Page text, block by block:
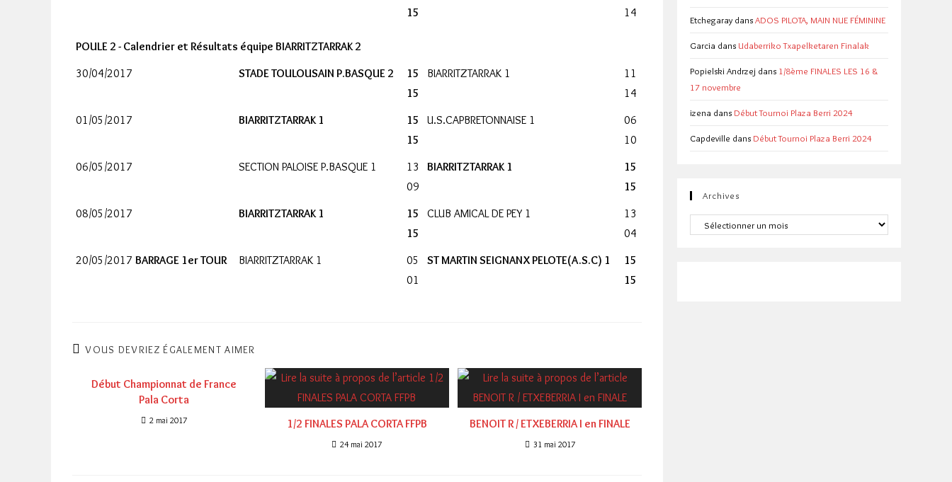
15
14
POULE 2 - Calendrier et Résultats équipe BIARRITZTARRAK 2
30/04/2017
STADE TOULOUSAIN P.BASQUE 2
15
15
BIARRITZTARRAK 1
11
14
01/05/2017
BIARRITZTARRAK 1
15
15
U.S.CAPBRETONNAISE 1
06
10
06/05/2017
SECTION PALOISE P.BASQUE 1
13
09
BIARRITZTARRAK 1
15
15
08/05/2017
BIARRITZTARRAK 1
15
15
CLUB AMICAL DE PEY 1
13
04
20/05/2017 BARRAGE 1er TOUR BIARRITZTARRAK 1
05
01
ST MARTIN SEIGNANX PELOTE(A.S.C) 1
15
15
VOUS DEVRIEZ ÉGALEMENT AIMER
Début Championnat de France
Pala Corta
2 mai 2017 1/2 FINALES PALA CORTA FFPB
24 mai 2017
BENOIT R / ETXEBERRIA I en FINALE
31 mai 2017
Etchegaray dansADOS PILOTA, MAIN NUE FÉMININE
Garcia dans Udaberriko Txapelketaren Finalak
Popielski Andrzej dans 1/8ème FINALES LES 16 &
17 novembre
izena dans Début Tournoi Plaza Berri 2024
Capdeville dans Début Tournoi Plaza Berri 2024
Archives
Archives